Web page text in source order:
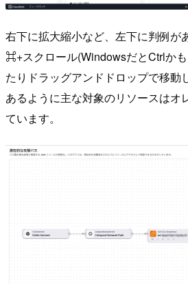
右下に拡大縮小など、左下に判例が
⌘+スクロール(WindowsだとCtrlか
たりドラッグアンドドロップで移動
あるように主な対象のリソースはオ
ています。